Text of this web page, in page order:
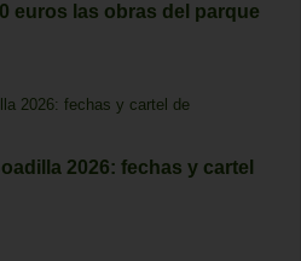
euros las obras del parque
2026: fechas y cartel